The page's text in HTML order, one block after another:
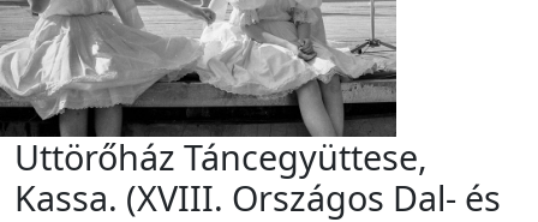
Uttörőház Táncegyüttese,
Kassa. (XVIII. Országos Dal- és